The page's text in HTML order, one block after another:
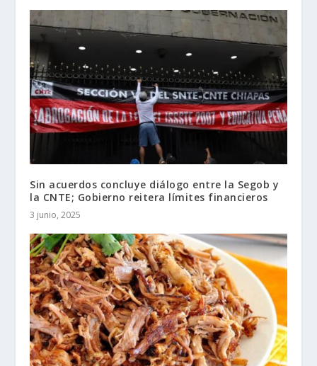
Sin acuerdos concluye diálogo entre la Segob y
la CNTE; Gobierno reitera límites financieros
3 junio, 2025